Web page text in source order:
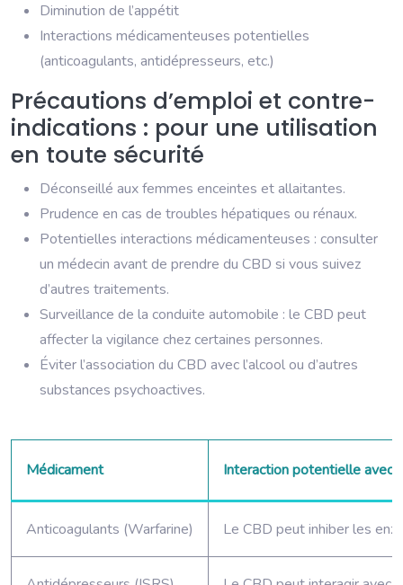
Diminution de l’appétit
Interactions médicamenteuses potentielles
(anticoagulants, antidépresseurs, etc.)
Précautions d’emploi et contre-
indications : pour une utilisation
en toute sécurité
Déconseillé aux femmes enceintes et allaitantes.
Prudence en cas de troubles hépatiques ou rénaux.
Potentielles interactions médicamenteuses : consulter
un médecin avant de prendre du CBD si vous suivez
d’autres traitements.
Surveillance de la conduite automobile : le CBD peut
affecter la vigilance chez certaines personnes.
Éviter l’association du CBD avec l’alcool ou d’autres
substances psychoactives.
Médicament Interaction potentielle avec
Anticoagulants (Warfarine) Le CBD peut inhiber les